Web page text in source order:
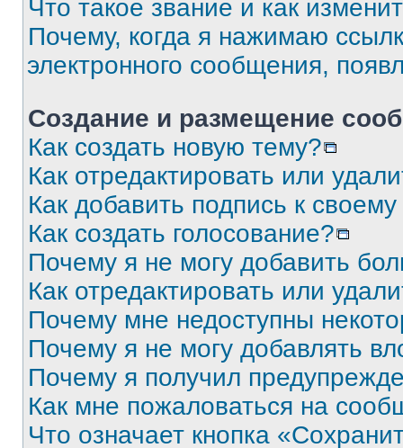
Что такое звание и как
Почему, когда я нажимаю
электронного сообщения,
Создание и размещение
Как создать новую тему?
Как отредактировать или
Как добавить подпись к
Как создать голосование?
Почему я не могу добавить
Как отредактировать или
Почему мне недоступны
Почему я не могу добавлять
Почему я получил
Как мне пожаловаться на
Что означает кнопка